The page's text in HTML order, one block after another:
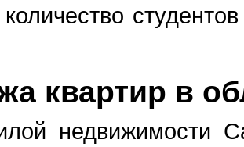
квартир в
недвижимости